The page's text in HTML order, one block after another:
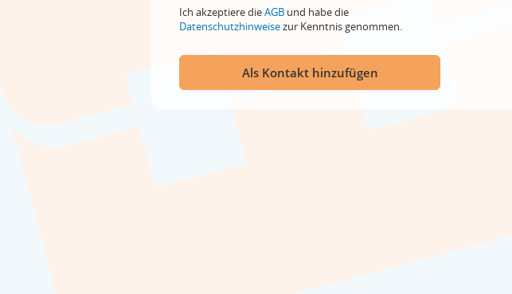
Ich akzeptiere dieAGB und habe die
Datenschutzhinweisezur Kenntnis genommen.
Als Kontakt hinzufügen